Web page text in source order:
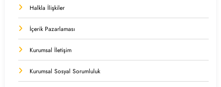
Halkla İlişkiler
İçerik Pazarlaması
Kurumsal İletişim
Kurumsal Sosyal Sorumluluk